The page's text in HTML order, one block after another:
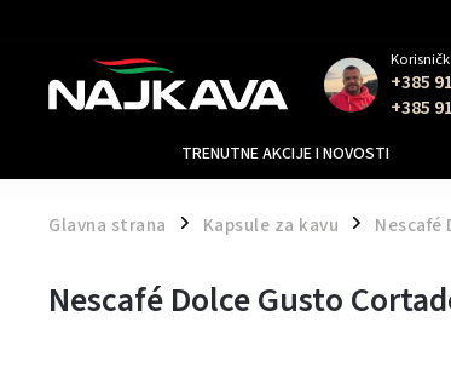
+385
+385
TRENUTNE AKCIJE I NOVOSTI
Glavna strana / Kapsule za kavu / Nescafé
Nescafé Dolce Gusto